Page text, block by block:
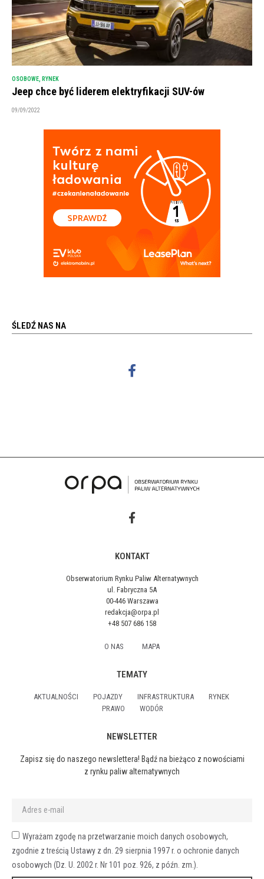
OSOBOWE, RYNEK
Jeep chce być liderem elektryfikacji SUV-ów
09/09/2022
ŚLEDŹ NAS NA
KONTAKT
Obserwatorium Rynku Paliw Alternatywnych
ul. Fabryczna 5A
00-446 Warszawa
redakcja@orpa.pl
+48 507 686 158
O NAS MAPA
TEMATY
AKTUALNOŚCI POJAZDY INFRASTRUKTURA
RYNEK
PRAWO
WODÓR
NEWSLETTER
Zapisz się do naszego newslettera! Bądź na bieżąco z nowościami
z rynku paliw alternatywnych
Wyrażam zgodę na przetwarzanie moich danych osobowych,
zgodnie z treścią Ustawy z dn. 29 sierpnia 1997 r. o ochronie danych
osobowych (Dz. U. 2002 r. Nr 101 poz. 926, z późn. zm.).